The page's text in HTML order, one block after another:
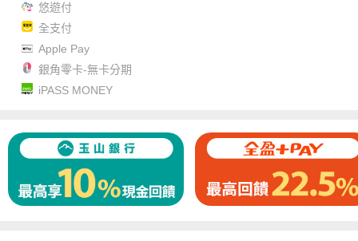
悠遊付
全支付
Apple Pay
銀角零卡-無卡分期
iPASS MONEY